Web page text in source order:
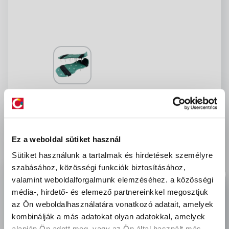
Ez a weboldal sütiket használ
Sütiket használunk a tartalmak és hirdetések személyre
szabásához, közösségi funkciók biztosításához,
valamint weboldalforgalmunk elemzéséhez. a közösségi
média-, hirdető- és elemező partnereinkkel megosztjuk
az Ön weboldalhasználatára vonatkozó adatait, amelyek
kombinálják a más adatokat olyan adatokkal, amelyek
Márka: Egyéb
Kedvencekhez ad
Kifutott
bruttó -
delivery Szállítási díjak:
Személyes átvétel: ingyenes
Kiszállítás - MPL csomagfeladás: 1 990 Ft